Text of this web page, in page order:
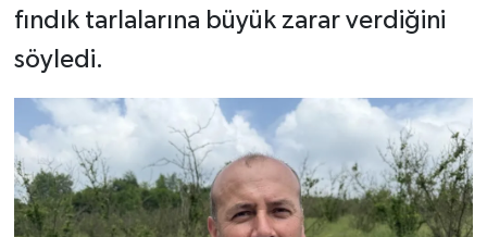
fındık tarlalarına büyük zarar verdiğini
söyledi.